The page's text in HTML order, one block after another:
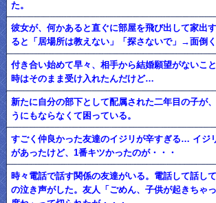
た。
彼女が、何かあると直ぐに部屋を飛び出して家出
ると「居場所は教えない」「探さないで」→面倒
付き合い始めて早々、相手から結婚願望がないこ
時はそのまま受け入れたんだけど…
新たに自分の部下として配属された二年目の子が
うにもならなくて困っている。
すごく仲良かった友達のイジリが辛すぎる… イジ
があったけど、1番キツかったのが・・・
時々電話で話す関係の友達がいる。電話して話し
の泣き声がした。友人「ごめん、子供が起きちゃ